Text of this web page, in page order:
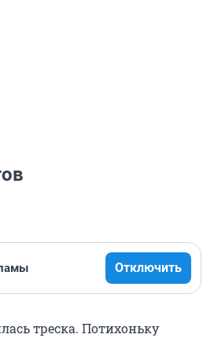
Отключить
треска. Потихоньку